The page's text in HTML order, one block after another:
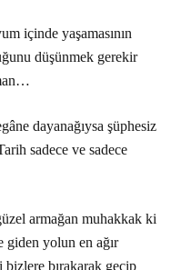
içinde yaşamasının
düşünmek gerekir
dayanağıysa şüphesiz
sadece ve sadece
armağan muhakkak ki
giden yolun en ağır
bırakarak geçip